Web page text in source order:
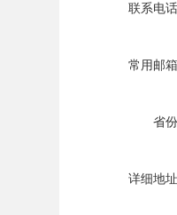
联系电话
常用邮箱
省份
详细地址